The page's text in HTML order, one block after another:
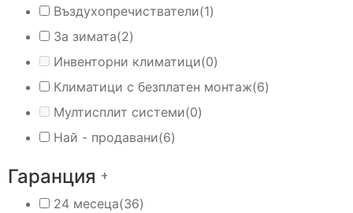
Въздухопречистватели(1)
За зимата(2)
Инвенторни климатици(0)
Климатици с безплатен монтаж(6)
Мултисплит системи(0)
Най - продавани(6)
Гаранция +
24 месеца(36)